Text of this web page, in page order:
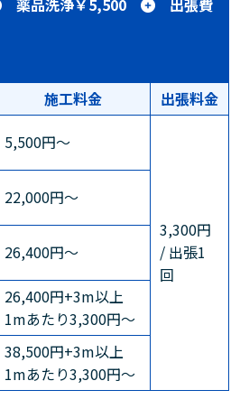
薬品洗浄￥5,500 出張費
施工料金
出張料金
5,500円～
3,300円
/ 出張1
回
22,000円～
26,400円～
26,400円+3m以上
1mあたり3,300円～
38,500円+3m以上
1mあたり3,300円～